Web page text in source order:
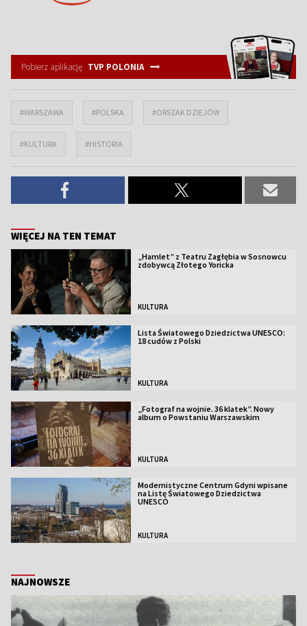
Pobierz aplikację TVP POLONIA
#WARSZAWA #POLSKA #ORSZAK DZIEJÓW
#KULTURA #HISTORIA
WIĘCEJ NA TEN TEMAT
„Hamlet” z Teatru Zagłębia w Sosnowcu
zdobywcą Złotego Yoricka
KULTURA
Lista Światowego Dziedzictwa UNESCO:
18 cudów z Polski
KULTURA
„Fotograf na wojnie. 36 klatek”. Nowy
album o Powstaniu Warszawskim
KULTURA
Modernistyczne Centrum Gdyni wpisane
na Listę Światowego Dziedzictwa
UNESCO
KULTURA
NAJNOWSZE